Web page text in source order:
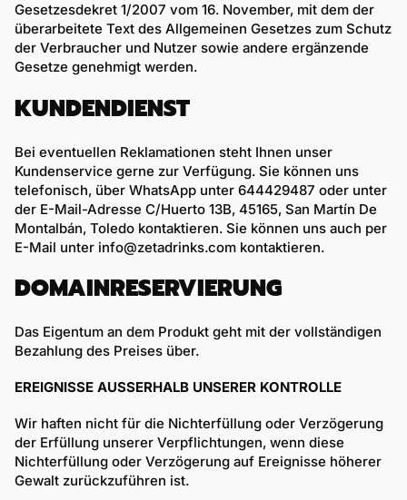
Gesetzesdekret 1/2007 vom 16. November, mit dem der
überarbeitete Text des Allgemeinen Gesetzes zum Schutz
der Verbraucher und Nutzer sowie andere ergänzende
Gesetze genehmigt werden.
KUNDENDIENST
Bei eventuellen Reklamationen steht Ihnen unser
Kundenservice gerne zur Verfügung. Sie können uns
telefonisch, über WhatsApp unter 644429487 oder unter
der E-Mail-Adresse C/Huerto 13B, 45165, San Martín De
Montalbán, Toledo kontaktieren. Sie können uns auch per
E-Mail unter info@zetadrinks.com kontaktieren.
DOMAINRESERVIERUNG
Das Eigentum an dem Produkt geht mit der vollständigen
Bezahlung des Preises über.
EREIGNISSE AUSSERHALB UNSERER KONTROLLE
Wir haften nicht für die Nichterfüllung oder Verzögerung
der Erfüllung unserer Verpflichtungen, wenn diese
Nichterfüllung oder Verzögerung auf Ereignisse höherer
Gewalt zurückzuführen ist.